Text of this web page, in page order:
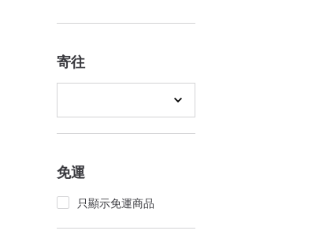
寄往
免運
只顯示免運商品